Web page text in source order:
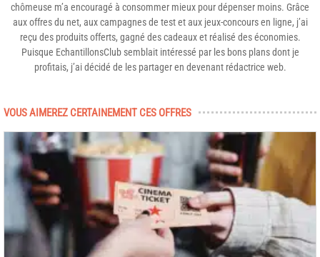
chômeuse m’a encouragé à consommer mieux pour dépenser moins. Grâce
aux offres du net, aux campagnes de test et aux jeux-concours en ligne, j’ai
reçu des produits offerts, gagné des cadeaux et réalisé des économies.
Puisque EchantillonsClub semblait intéressé par les bons plans dont je
profitais, j’ai décidé de les partager en devenant rédactrice web.
VOUS AIMEREZ CERTAINEMENT CES OFFRES